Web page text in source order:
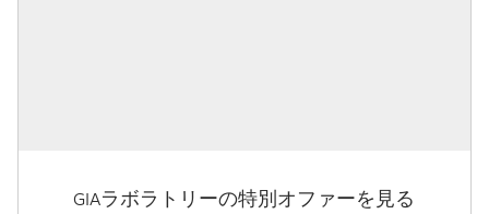
GIAラボラトリーの特別オファーを見る